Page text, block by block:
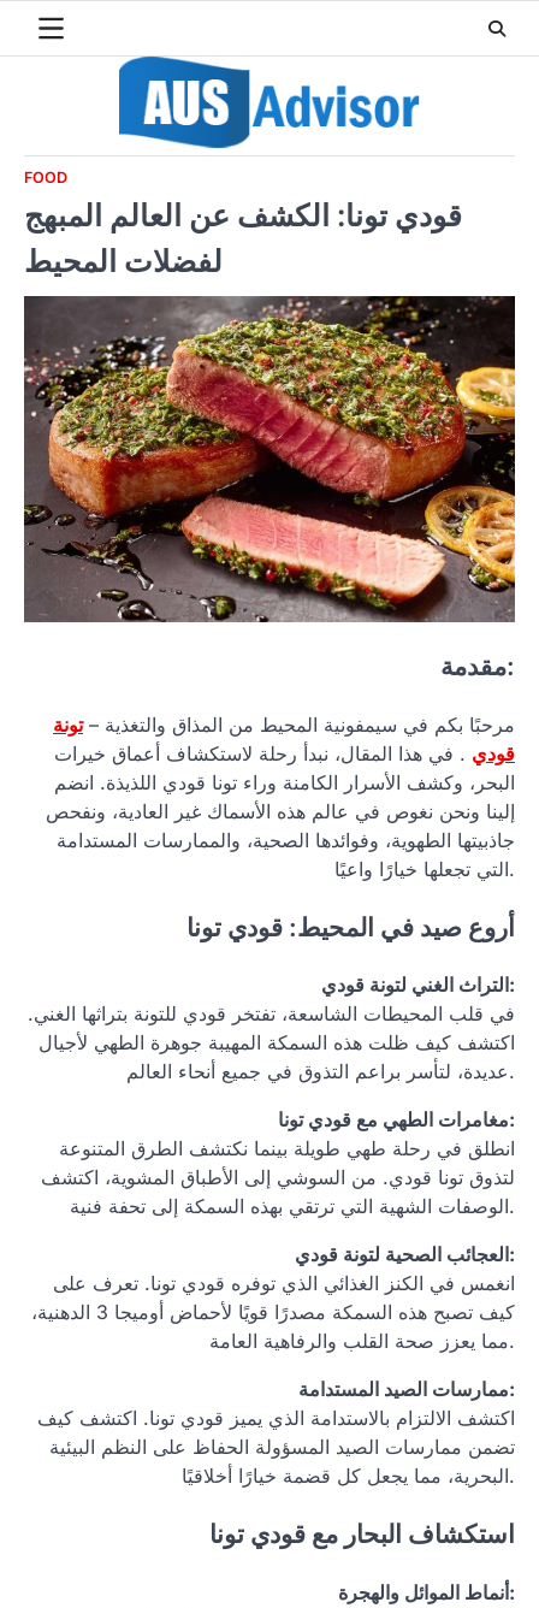
FOOD
قودي تونا: الكشف عن العالم المبهج
لفضلات المحيط
مقدمة:
مرحبًا بكم في سيمفونية المحيط من المذاق والتغذية –تونة
قودي . في هذا المقال، نبدأ رحلة لاستكشاف أعماق خيرات
البحر، وكشف الأسرار الكامنة وراء تونا قودي اللذيذة. انضم
إلينا ونحن نغوص في عالم هذه الأسماك غير العادية، ونفحص
جاذبيتها الطهوية، وفوائدها الصحية، والممارسات المستدامة
التي تجعلها خيارًا واعيًا.
أروع صيد في المحيط: قودي تونا
التراث الغني لتونة قودي:
في قلب المحيطات الشاسعة، تفتخر قودي للتونة بتراثها الغني.
اكتشف كيف ظلت هذه السمكة المهيبة جوهرة الطهي لأجيال
عديدة، لتأسر براعم التذوق في جميع أنحاء العالم.
مغامرات الطهي مع قودي تونا:
انطلق في رحلة طهي طويلة بينما نكتشف الطرق المتنوعة
لتذوق تونا قودي. من السوشي إلى الأطباق المشوية، اكتشف
الوصفات الشهية التي ترتقي بهذه السمكة إلى تحفة فنية.
العجائب الصحية لتونة قودي:
انغمس في الكنز الغذائي الذي توفره قودي تونا. تعرف على
كيف تصبح هذه السمكة مصدرًا قويًا لأحماض أوميجا 3 الدهنية،
مما يعزز صحة القلب والرفاهية العامة.
ممارسات الصيد المستدامة:
اكتشف الالتزام بالاستدامة الذي يميز قودي تونا. اكتشف كيف
تضمن ممارسات الصيد المسؤولة الحفاظ على النظم البيئية
البحرية، مما يجعل كل قضمة خيارًا أخلاقيًا.
استكشاف البحار مع قودي تونا
أنماط الموائل والهجرة: